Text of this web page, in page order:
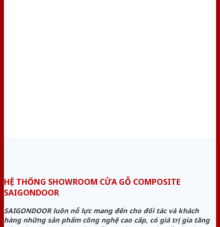
HỆ THỐNG SHOWROOM CỬA GỖ COMPOSITE
SAIGONDOOR
SAIGONDOOR luôn nỗ lực mang đến cho đối tác và khách
hàng những sản phẩm công nghệ cao cấp, có giá trị gia tăng